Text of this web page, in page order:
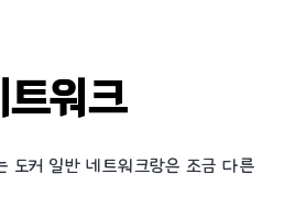
워크
도커 일반 네트워크랑은 조금 다른